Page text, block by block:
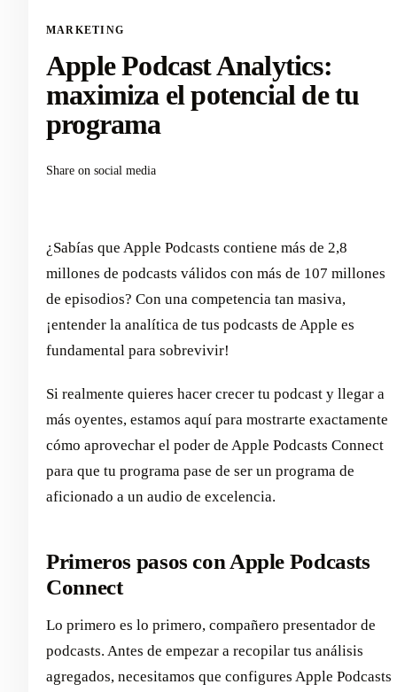
MARKETING
Apple Podcast Analytics:
maximiza el potencial de tu
programa
Share on social media
¿Sabías que Apple Podcasts contiene más de 2,8
millones de podcasts válidos con más de 107 millones
de episodios? Con una competencia tan masiva,
¡entender la analítica de tus podcasts de Apple es
fundamental para sobrevivir!
Si realmente quieres hacer crecer tu podcast y llegar a
más oyentes, estamos aquí para mostrarte exactamente
cómo aprovechar el poder de Apple Podcasts Connect
para que tu programa pase de ser un programa de
aficionado a un audio de excelencia.
Primeros pasos con Apple Podcasts
Connect
Lo primero es lo primero, compañero presentador de
podcasts. Antes de empezar a recopilar tus análisis
agregados, necesitamos que configures Apple Podcasts